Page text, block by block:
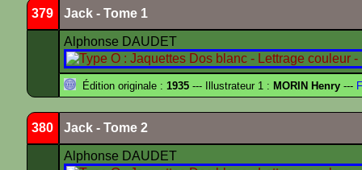
379 Jack - Tome 1
Alphonse DAUDET
Édition originale : 1935 --- Illustrateur 1 : MORIN Henry ---
380 Jack - Tome 2
Alphonse DAUDET